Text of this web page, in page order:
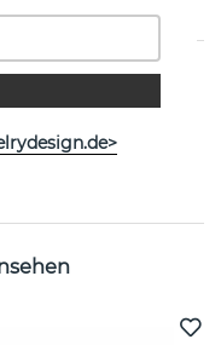
MERCY